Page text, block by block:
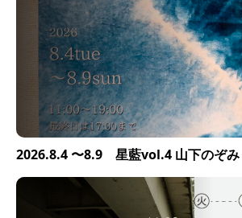
2026.8.4 〜8.9 星藍vol.4 山下のぞ